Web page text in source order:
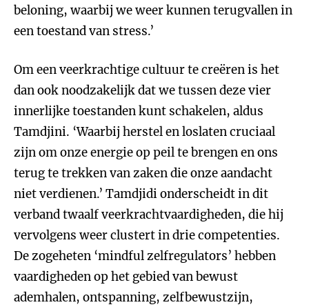
beloning, waarbij we weer kunnen terugvallen in
een toestand van stress.’
Om een veerkrachtige cultuur te creëren is het
dan ook noodzakelijk dat we tussen deze vier
innerlijke toestanden kunt schakelen, aldus
Tamdjini. ‘Waarbij herstel en loslaten cruciaal
zijn om onze energie op peil te brengen en ons
terug te trekken van zaken die onze aandacht
niet verdienen.’ Tamdjidi onderscheidt in dit
verband twaalf veerkrachtvaardigheden, die hij
vervolgens weer clustert in drie competenties.
De zogeheten ‘mindful zelfregulators’ hebben
vaardigheden op het gebied van bewust
ademhalen, ontspanning, zelfbewustzijn,